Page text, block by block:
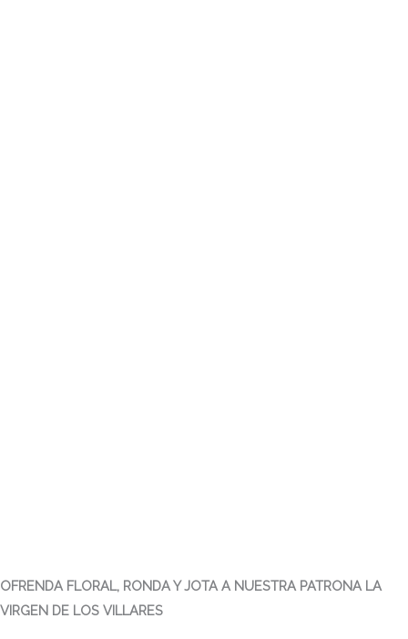
OFRENDA FLORAL, RONDA Y JOTA A NUESTRA PATRONA LA
VIRGEN DE LOS VILLARES